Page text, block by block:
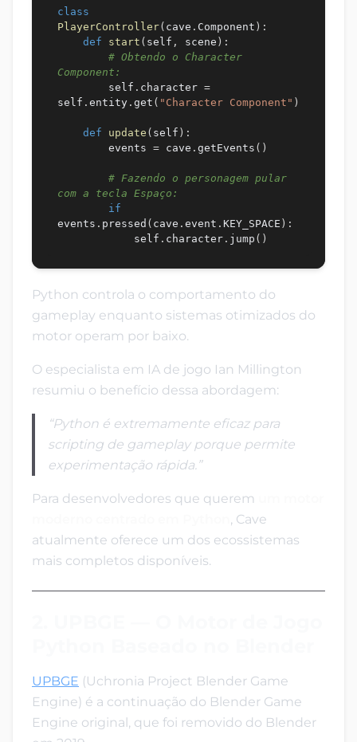
class
PlayerController( cave . Component ) :
def
start ( self , scene ) :
# Obtendo o Character
Component:
        self
. character =
self . entity . get ( "Character Component" )
def update ( self ) :
        events
= cave . getEvents ( )
# Fazendo o personagem pular
com a tecla Espaço:
if
events . pressed ( cave . event . KEY_SPACE ) :
            self
. character . jump ( )
Python controla o comportamento do
gameplay enquanto sistemas otimizados do
motor operam por baixo.
O especialista em IA de jogo Ian Millington
resumiu o benefício dessa abordagem:
“Python é extremamente eficaz para
scripting de gameplay porque permite
experimentação rápida.”
Para desenvolvedores que querem
, Cave
atualmente oferece um dos ecossistemas
mais completos disponíveis.
UPBGE (Uchronia Project Blender Game
Engine) é a continuação do Blender Game
Engine original, que foi removido do Blender